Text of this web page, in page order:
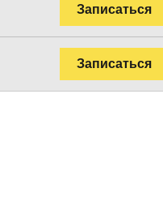
Записаться
Записаться